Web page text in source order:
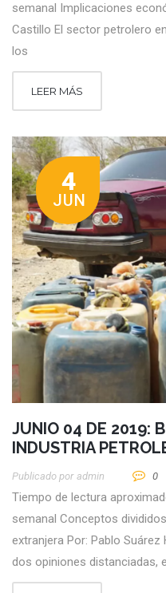
semanal Implicaciones
Castillo El sector petrolero
los
LEER MÁS
4
JUN
JUNIO 04 DE 2019:
INDUSTRIA
Publicado por Admin 0
Tiempo de lectura
semanal Conceptos
extranjera Por: Pablo
dos opiniones distanciadas,